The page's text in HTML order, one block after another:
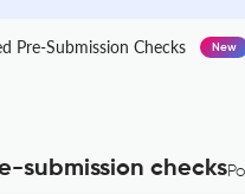
Pre-Submission Checks New
submission checks